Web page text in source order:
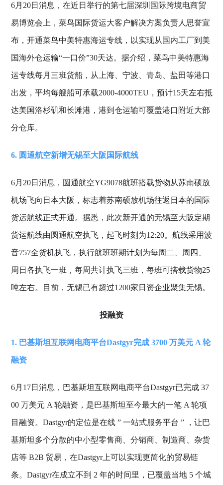
6月20日消息，在近日举行的第七届深圳国际跨境电商贸
易博览会上，菜鸟国际货运大客户解决方案负责人思誉宣
布，开通菜鸟中美特惠海运专线，以实现从国内工厂到美
国海外仓运输“一口价”30天达。据介绍，菜鸟中美特惠海
运专线每月三班货船，从上海、宁波、青岛、盐田等港口
出发，平均每艘船可承载2000-4000TEU，预计15天左右抵
达美国洛杉矶和长滩港，港到仓运输可覆盖港口附近大部
分仓库。
6. 圆通航空新增无锡至大阪国际航线
6月20日消息，圆通航空YG9078航班搭载货物从苏南硕放
机场飞向日本大阪，标志着苏南硕放机场往返日本的国际
货运航线正式开通。据悉，此次新开通的无锡至大阪定期
货运航线由圆通航空执飞，起飞时刻为12:20。航线采用波
音757全货机执飞，执行航班班期计划为每周二、周四、
周日各执飞一班，每周共计执飞三班，每班可搭载货物25
吨左右。目前，无锡已有超过1200家日资企业聚集无锡。
投融资
1. 巴基斯坦互联网电商平台Dastgyr完成 3700 万美元 A 轮
融资
6月17日消息，巴基斯坦互联网电商平台Dastgyr已完成 37
00 万美元 A 轮融资，是巴基斯坦至今最大的一笔 A 轮项
目融资。Dastgyr的定位是在线 ” 一站式服务平台 ” ，让巴
基斯坦多个分散的中小型零售商、分销商、制造商、杂货
店等 B2B 贸易，在Dastgyr上可以实现更简化的贸易链
条。Dastgyr在成立不到 2 年的时间里，已覆盖当地 5 个城